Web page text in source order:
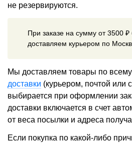
не резервируются.
При заказе на сумму от 3500 ₽
доставляем курьером по
Мы доставляем товары по
доставки (курьером, почтой или
выбирается при оформлении
доставки включается в счет
от веса посылки и адреса
Если покупка по какой-либо